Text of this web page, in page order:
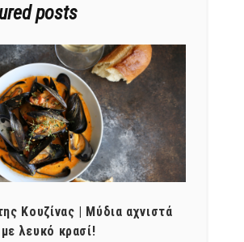
posts
Κουζίνας | Μύδια αχνιστά
λευκό κρασί!